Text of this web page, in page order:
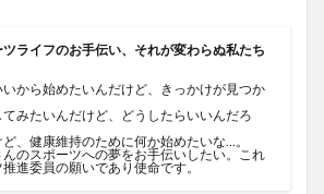
ライフのお手伝い、それが変わらぬ私たち
から始めたいんだけど、きっかけが見つか
てみたいんだけど、どうしたらいいんだろ
、健康維持のために何か始めたいな…。
のスポーツへの夢をお手伝いしたい。これ
進委員の願いであり使命です。